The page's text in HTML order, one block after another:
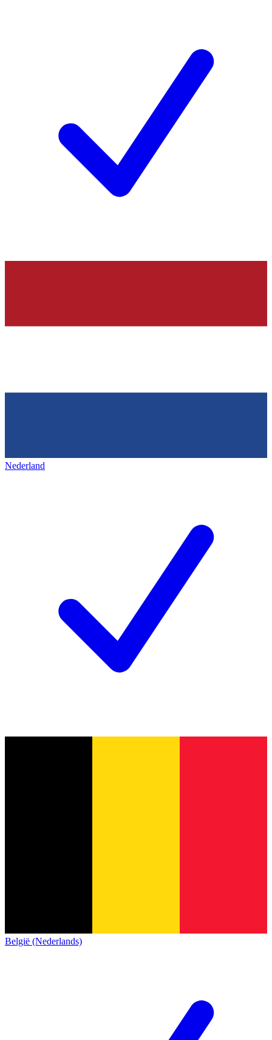
Nederland
België (Nederlands)